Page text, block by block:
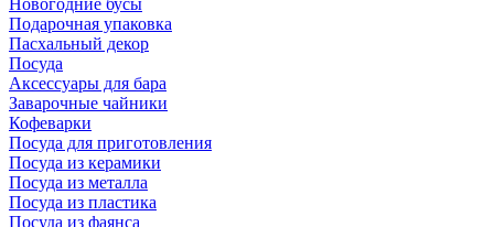
Новогодние бусы
Подарочная упаковка
Пасхальный декор
Посуда
Аксессуары для бара
Заварочные чайники
Кофеварки
Посуда для приготовления
Посуда из керамики
Посуда из металла
Посуда из пластика
Посуда из фаянса